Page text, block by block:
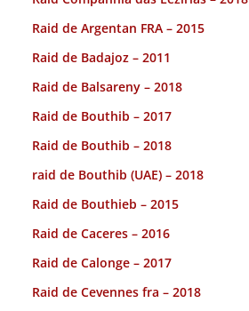
Raid de Argentan FRA – 2015
Raid de Badajoz – 2011
Raid de Balsareny – 2018
Raid de Bouthib – 2017
Raid de Bouthib – 2018
raid de Bouthib (UAE) – 2018
Raid de Bouthieb – 2015
Raid de Caceres – 2016
Raid de Calonge – 2017
Raid de Cevennes fra – 2018